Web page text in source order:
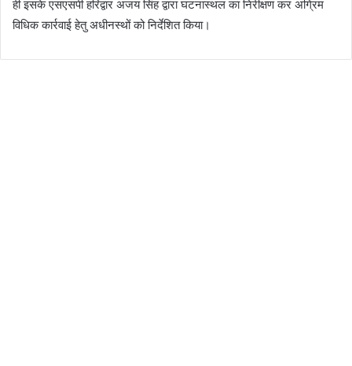
ही इसके एसएसपी हरिद्वार अजय सिंह द्वारा घटनास्थल का निरीक्षण कर अग्रिम
विधिक कार्रवाई हेतु अधीनस्थों को निर्देशित किया।